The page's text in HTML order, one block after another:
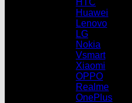
HTC
Huawei
Lenovo
LG
Nokia
Vsmart
Xiaomi
OPPO
Realme
OnePlus